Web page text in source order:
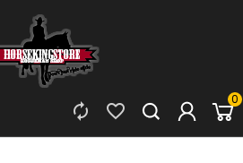
0

